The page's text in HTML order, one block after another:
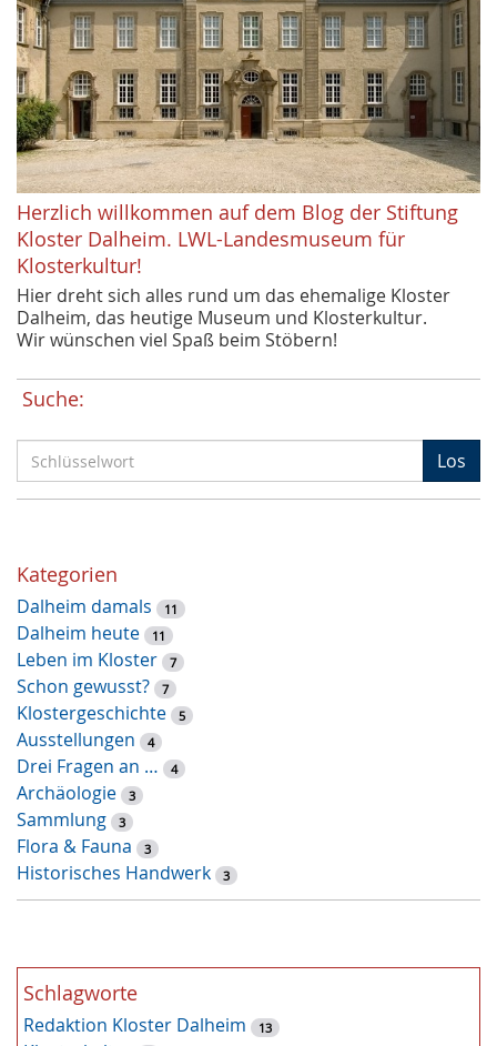
Herzlich willkommen auf dem Blog der Stiftung
Kloster Dalheim. LWL-Landesmuseum für
Klosterkultur!
Hier dreht sich alles rund um das ehemalige Kloster
Dalheim, das heutige Museum und Klosterkultur.
Wir wünschen viel Spaß beim Stöbern!
Suche:
c
h
s
s
e
l
w
o
r
t
-
S
u
c
h
Los
Kategorien
Dalheim damals 11
Dalheim heute 11
Leben im Kloster 7
Schon gewusst? 7
Klostergeschichte 5
Ausstellungen 4
Drei Fragen an … 4
Archäologie 3
Sammlung 3
Flora & Fauna 3
Historisches Handwerk 3
Schlagworte
Redaktion Kloster Dalheim 13